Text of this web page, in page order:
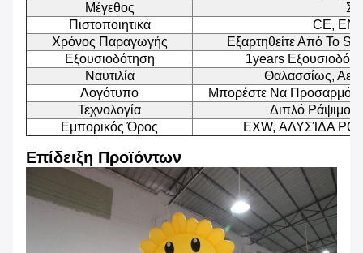
Μέγεθος
Πιστοποιητικά
CE,
Χρόνος Παραγωγής
Εξαρτηθείτε Από Το
Εξουσιοδότηση
1years
Ναυτιλία
Θαλασσίως,
Λογότυπο
Μπορέστε Να
Τεχνολογία
Διπλό Ράψιμο
Εμπορικός Όρος
EXW, ΑΛΥΣΊΔΑ
Επίδειξη Προϊόντων